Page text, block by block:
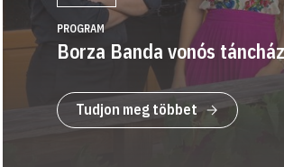
PROGRAM
Borza Banda vonós
Tudjon meg többet